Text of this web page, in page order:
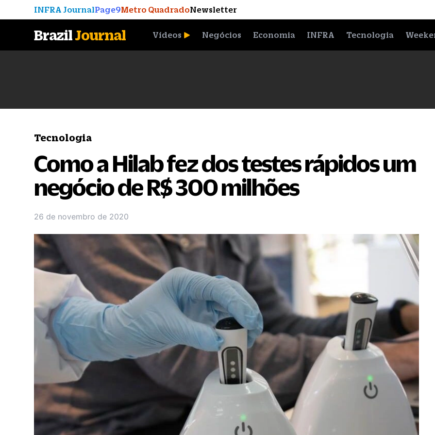
INFRA JournalPage9Metro QuadradoNewsletter
BrazilJournal Vídeos Negócios Economia INFRA Tecnologia
Tecnologia
Como a Hilab fez dos testes rápidos um
negócio de R$ 300 milhões
26 de novembro de 2020